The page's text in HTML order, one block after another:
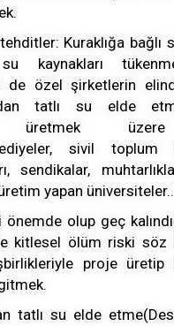
Kuraklığa bağlı
kaynakları
de özel şirketlerin
tatlı su elde
üretmek
sivil toplum
sendikalar,
yapan
olup geç
kitlesel ölüm riski söz
proje üretip
tatlı su elde